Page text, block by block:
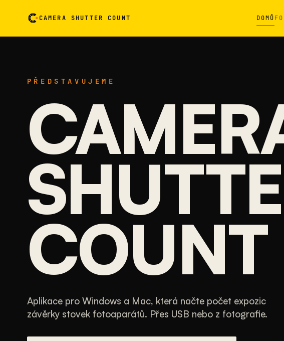
CAMERA SHUTTER COUNT DOMŮ
PŘEDSTAVUJEME
COUNT
Aplikace pro Windows a Mac, která načte počet expozic
závěrky stovek fotoaparátů. Přes USB nebo z fotografie.